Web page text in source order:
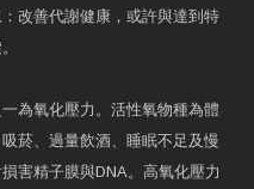
改善代謝健康，或許與達到特
為氧化壓力。活性氧物種為體
菸、過量飲酒、睡眠不足及慢
害精子膜與DNA。高氧化壓力